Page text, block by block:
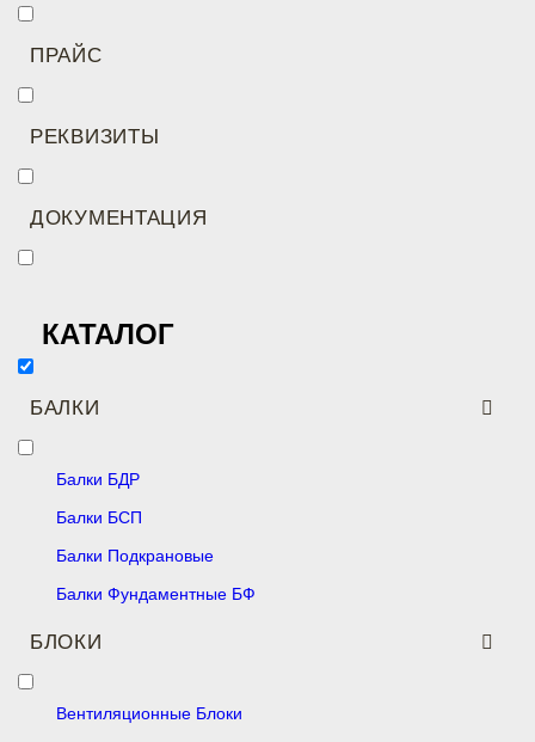
ПРАЙС
РЕКВИЗИТЫ
ДОКУМЕНТАЦИЯ
КАТАЛОГ
БАЛКИ
Балки БДР
Балки БСП
Балки Подкрановые
Балки Фундаментные БФ
БЛОКИ
Вентиляционные Блоки